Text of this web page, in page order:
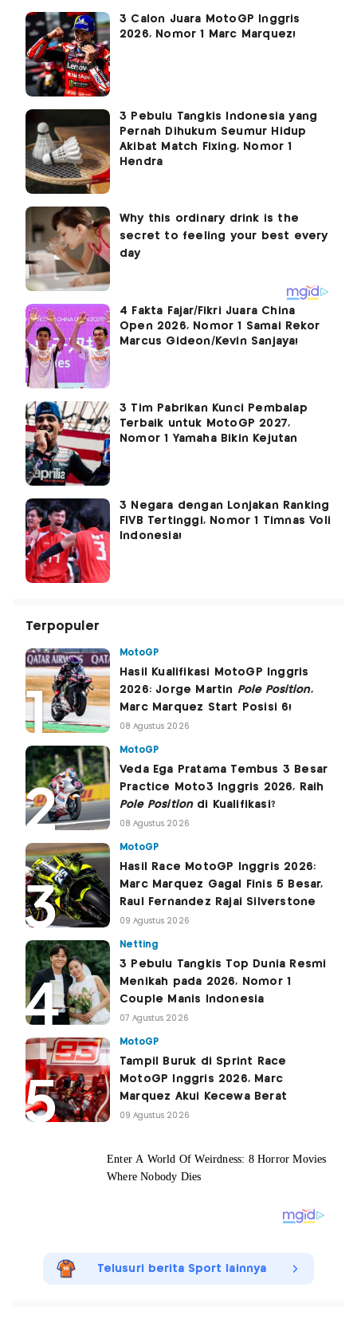
3 Calon Juara MotoGP Inggris
2026, Nomor 1 Marc Marquez!
3 Pebulu Tangkis Indonesia yang
Pernah Dihukum Seumur Hidup
Akibat Match Fixing, Nomor 1
Hendra
4 Fakta Fajar/Fikri Juara China
Open 2026, Nomor 1 Samai Rekor
Marcus Gideon/Kevin Sanjaya!
3 Tim Pabrikan Kunci Pembalap
Terbaik untuk MotoGP 2027,
Nomor 1 Yamaha Bikin Kejutan
3 Negara dengan Lonjakan Ranking
FIVB Tertinggi, Nomor 1 Timnas Voli
Indonesia!
Terpopuler
MotoGP
Hasil Kualifikasi MotoGP Inggris
2026: Jorge Martin Pole Position,
Marc Marquez Start Posisi 6!
08 Agustus 2026
MotoGP
Veda Ega Pratama Tembus 3 Besar
Practice Moto3 Inggris 2026, Raih
Pole Positiondi Kualifikasi?
08 Agustus 2026
MotoGP
Hasil Race MotoGP Inggris 2026:
Marc Marquez Gagal Finis 5 Besar,
Raul Fernandez Rajai Silverstone
09 Agustus 2026
Netting
3 Pebulu Tangkis Top Dunia Resmi
Menikah pada 2026, Nomor 1
Couple Manis Indonesia
07 Agustus 2026
MotoGP
Tampil Buruk di Sprint Race
MotoGP Inggris 2026, Marc
Marquez Akui Kecewa Berat
09 Agustus 2026
Telusuri berita Sport lainnya